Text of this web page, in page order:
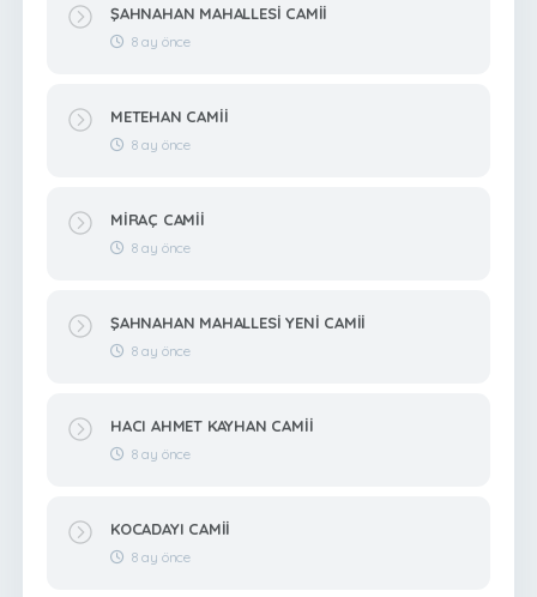
ŞAHNAHAN MAHALLESİ CAMİİ
8 ay önce
METEHAN CAMİİ
8 ay önce
MİRAÇ CAMİİ
8 ay önce
ŞAHNAHAN MAHALLESİ YENİ CAMİİ
8 ay önce
HACI AHMET KAYHAN CAMİİ
8 ay önce
KOCADAYI CAMİİ
8 ay önce